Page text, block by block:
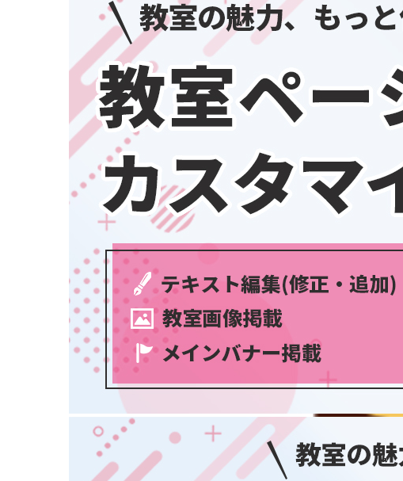
神奈川県
新潟県
富山県
石川県
福井県
山梨県
長野県
岐阜県
静岡県
関西
滋賀県
京都府
大阪府
兵庫県
奈良県
和歌山県
鳥取県
島根県
岡山県
広島県
学習教室 (5437)